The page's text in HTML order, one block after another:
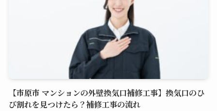
【市原市 マンションの外壁換気口補修工事】換気口のひ
び割れを見つけたら？補修工事の流れ